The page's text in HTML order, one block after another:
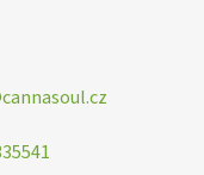
cannasoul.cz